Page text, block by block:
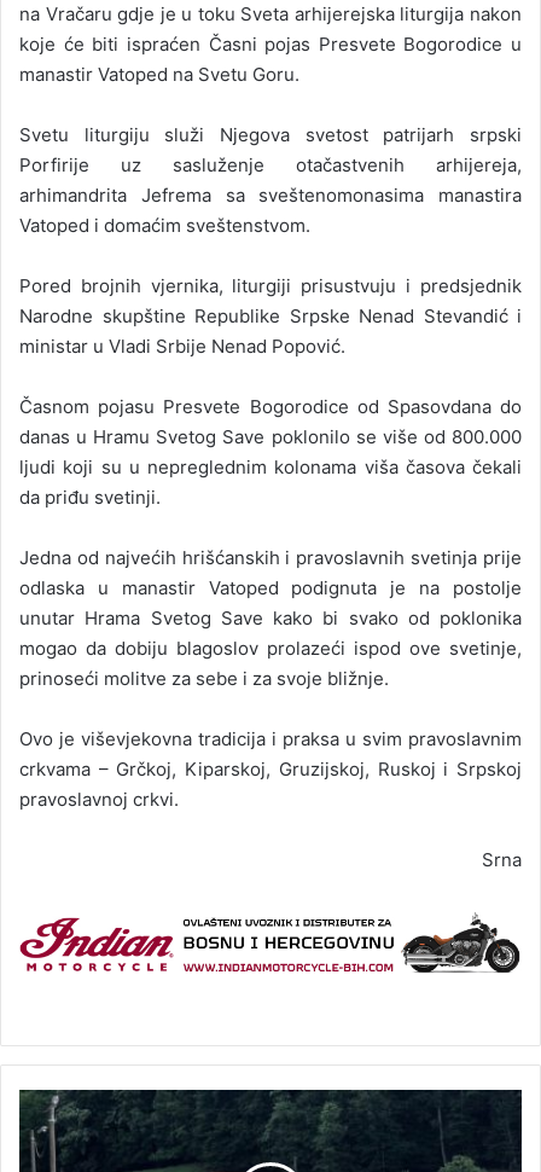
na Vračaru gdje je u toku Sveta arhijerejska liturgija nakon
koje će biti ispraćen Časni pojas Presvete Bogorodice u
manastir Vatoped na Svetu Goru.
Svetu liturgiju služi Njegova svetost patrijarh srpski
Porfirije uz sasluženje otačastvenih arhijereja,
arhimandrita Jefrema sa sveštenomonasima manastira
Vatoped i domaćim sveštenstvom.
Pored brojnih vjernika, liturgiji prisustvuju i predsjednik
Narodne skupštine Republike Srpske Nenad Stevandić i
ministar u Vladi Srbije Nenad Popović.
Časnom pojasu Presvete Bogorodice od Spasovdana do
danas u Hramu Svetog Save poklonilo se više od 800.000
ljudi koji su u nepreglednim kolonama viša časova čekali
da priđu svetinji.
Jedna od najvećih hrišćanskih i pravoslavnih svetinja prije
odlaska u manastir Vatoped podignuta je na postolje
unutar Hrama Svetog Save kako bi svako od poklonika
mogao da dobiju blagoslov prolazeći ispod ove svetinje,
prinoseći molitve za sebe i za svoje bližnje.
Ovo je viševjekovna tradicija i praksa u svim pravoslavnim
crkvama – Grčkoj, Kiparskoj, Gruzijskoj, Ruskoj i Srpskoj
pravoslavnoj crkvi.
Srna
U
s